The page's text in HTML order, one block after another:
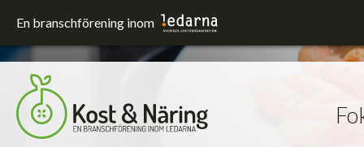
En branschförening inom
Fokusområden